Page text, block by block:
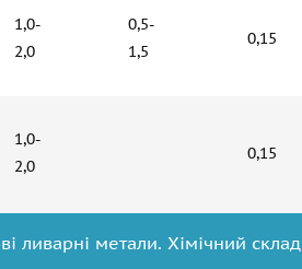
1,0-
2,0
0,5-
1,5
0,15
1,0-
2,0
0,15
ливарні метали. Хімічний склад